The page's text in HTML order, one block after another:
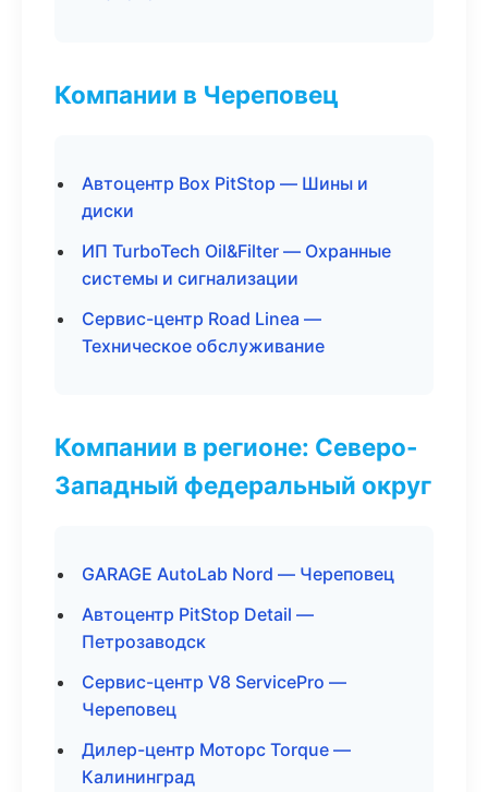
Компании в Череповец
Автоцентр Box PitStop — Шины и
диски
ИП TurboTech Oil&Filter — Охранные
системы и сигнализации
Сервис-центр Road Linea —
Техническое обслуживание
Компании в регионе: Северо-
Западный федеральный округ
GARAGE AutoLab Nord — Череповец
Автоцентр PitStop Detail —
Петрозаводск
Сервис-центр V8 ServicePro —
Череповец
Дилер-центр Моторс Torque —
Калининград